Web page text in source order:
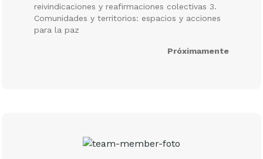
reivindicaciones y reafirmaciones colectivas 3.
Comunidades y territorios: espacios y acciones
para la paz
Próximamente